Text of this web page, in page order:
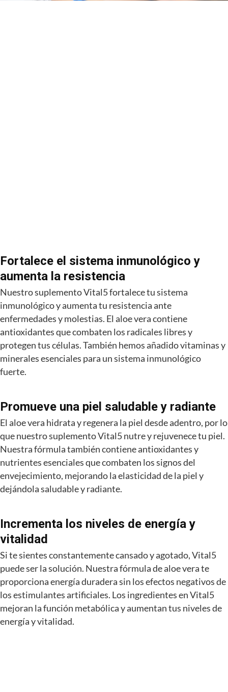
Fortalece el sistema inmunológico y
aumenta la resistencia
Nuestro suplemento Vital5 fortalece tu sistema
inmunológico y aumenta tu resistencia ante
enfermedades y molestias. El aloe vera contiene
antioxidantes que combaten los radicales libres y
protegen tus células. También hemos añadido vitaminas y
minerales esenciales para un sistema inmunológico
fuerte.
Promueve una piel saludable y radiante
El aloe vera hidrata y regenera la piel desde adentro, por lo
que nuestro suplemento Vital5 nutre y rejuvenece tu piel.
Nuestra fórmula también contiene antioxidantes y
nutrientes esenciales que combaten los signos del
envejecimiento, mejorando la elasticidad de la piel y
dejándola saludable y radiante.
Incrementa los niveles de energía y
vitalidad
Si te sientes constantemente cansado y agotado, Vital5
puede ser la solución. Nuestra fórmula de aloe vera te
proporciona energía duradera sin los efectos negativos de
los estimulantes artificiales. Los ingredientes en Vital5
mejoran la función metabólica y aumentan tus niveles de
energía y vitalidad.